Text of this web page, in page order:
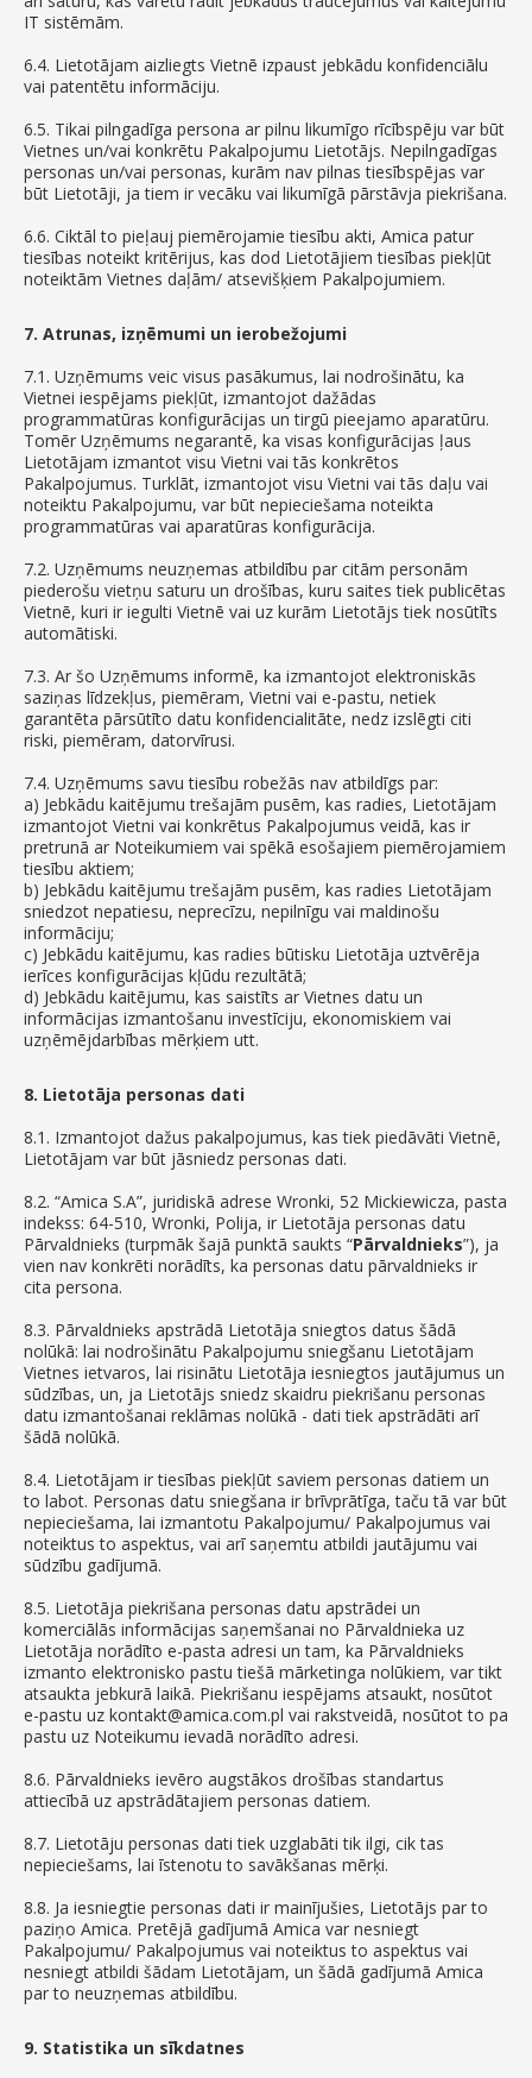
IT sistēmām.
6.4. Lietotājam aizliegts Vietnē izpaust jebkādu konfidenciālu
vai patentētu informāciju.
6.5. Tikai pilngadīga persona ar pilnu likumīgo rīcībspēju var būt
Vietnes un/vai konkrētu Pakalpojumu Lietotājs. Nepilngadīgas
personas un/vai personas, kurām nav pilnas tiesībspējas var
būt Lietotāji, ja tiem ir vecāku vai likumīgā pārstāvja piekrišana.
6.6. Ciktāl to pieļauj piemērojamie tiesību akti, Amica patur
tiesības noteikt kritērijus, kas dod Lietotājiem tiesības piekļūt
noteiktām Vietnes daļām/ atsevišķiem Pakalpojumiem.
7. Atrunas, izņēmumi un ierobežojumi
7.1. Uzņēmums veic visus pasākumus, lai nodrošinātu, ka
Vietnei iespējams piekļūt, izmantojot dažādas
programmatūras konfigurācijas un tirgū pieejamo aparatūru.
Tomēr Uzņēmums negarantē, ka visas konfigurācijas ļaus
Lietotājam izmantot visu Vietni vai tās konkrētos
Pakalpojumus. Turklāt, izmantojot visu Vietni vai tās daļu vai
noteiktu Pakalpojumu, var būt nepieciešama noteikta
programmatūras vai aparatūras konfigurācija.
7.2. Uzņēmums neuzņemas atbildību par citām personām
piederošu vietņu saturu un drošības, kuru saites tiek publicētas
Vietnē, kuri ir iegulti Vietnē vai uz kurām Lietotājs tiek nosūtīts
automātiski.
7.3. Ar šo Uzņēmums informē, ka izmantojot elektroniskās
saziņas līdzekļus, piemēram, Vietni vai e-pastu, netiek
garantēta pārsūtīto datu konfidencialitāte, nedz izslēgti citi
riski, piemēram, datorvīrusi.
7.4. Uzņēmums savu tiesību robežās nav atbildīgs par:
a) Jebkādu kaitējumu trešajām pusēm, kas radies, Lietotājam
izmantojot Vietni vai konkrētus Pakalpojumus veidā, kas ir
pretrunā ar Noteikumiem vai spēkā esošajiem piemērojamiem
tiesību aktiem;
b) Jebkādu kaitējumu trešajām pusēm, kas radies Lietotājam
sniedzot nepatiesu, neprecīzu, nepilnīgu vai maldinošu
informāciju;
c) Jebkādu kaitējumu, kas radies būtisku Lietotāja uztvērēja
ierīces konfigurācijas kļūdu rezultātā;
d) Jebkādu kaitējumu, kas saistīts ar Vietnes datu un
informācijas izmantošanu investīciju, ekonomiskiem vai
uzņēmējdarbības mērķiem utt.
8. Lietotāja personas dati
8.1. Izmantojot dažus pakalpojumus, kas tiek piedāvāti Vietnē,
Lietotājam var būt jāsniedz personas dati.
8.2. “Amica S.A”, juridiskā adrese Wronki, 52 Mickiewicza, pasta
indekss: 64-510, Wronki, Polija, ir Lietotāja personas datu
Pārvaldnieks (turpmāk šajā punktā saukts “Pārvaldnieks”), ja
vien nav konkrēti norādīts, ka personas datu pārvaldnieks ir
cita persona.
8.3. Pārvaldnieks apstrādā Lietotāja sniegtos datus šādā
nolūkā: lai nodrošinātu Pakalpojumu sniegšanu Lietotājam
Vietnes ietvaros, lai risinātu Lietotāja iesniegtos jautājumus un
sūdzības, un, ja Lietotājs sniedz skaidru piekrišanu personas
datu izmantošanai reklāmas nolūkā - dati tiek apstrādāti arī
šādā nolūkā.
8.4. Lietotājam ir tiesības piekļūt saviem personas datiem un
to labot. Personas datu sniegšana ir brīvprātīga, taču tā var būt
nepieciešama, lai izmantotu Pakalpojumu/ Pakalpojumus vai
noteiktus to aspektus, vai arī saņemtu atbildi jautājumu vai
sūdzību gadījumā.
8.5. Lietotāja piekrišana personas datu apstrādei un
komerciālās informācijas saņemšanai no Pārvaldnieka uz
Lietotāja norādīto e-pasta adresi un tam, ka Pārvaldnieks
izmanto elektronisko pastu tiešā mārketinga nolūkiem, var tikt
atsaukta jebkurā laikā. Piekrišanu iespējams atsaukt, nosūtot
e-pastu uz kontakt@amica.com.pl vai rakstveidā, nosūtot to pa
pastu uz Noteikumu ievadā norādīto adresi.
8.6. Pārvaldnieks ievēro augstākos drošības standartus
attiecībā uz apstrādātajiem personas datiem.
8.7. Lietotāju personas dati tiek uzglabāti tik ilgi, cik tas
nepieciešams, lai īstenotu to savākšanas mērķi.
8.8. Ja iesniegtie personas dati ir mainījušies, Lietotājs par to
paziņo Amica. Pretējā gadījumā Amica var nesniegt
Pakalpojumu/ Pakalpojumus vai noteiktus to aspektus vai
nesniegt atbildi šādam Lietotājam, un šādā gadījumā Amica
par to neuzņemas atbildību.
9. Statistika un sīkdatnes